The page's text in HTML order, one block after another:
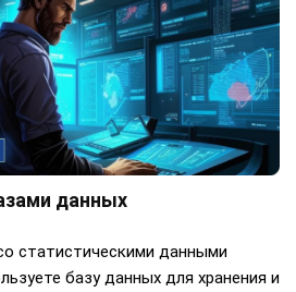
данных
статистическими данными
базу данных для хранения и